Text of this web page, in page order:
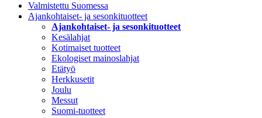
Valmistettu Suomessa
Ajankohtaiset- ja sesonkituotteet
Ajankohtaiset- ja sesonkituotteet
Kesälahjat
Kotimaiset tuotteet
Ekologiset mainoslahjat
Etätyö
Herkkusetit
Joulu
Messut
Suomi-tuotteet